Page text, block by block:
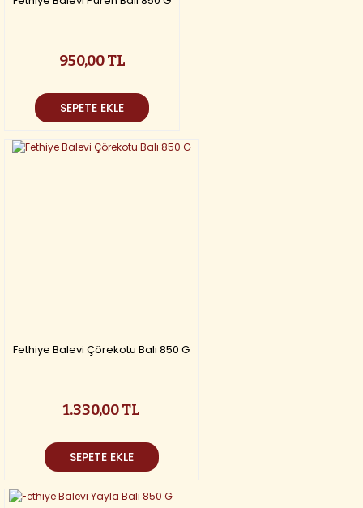
950,00 TL
SEPETE EKLE
Fethiye Balevi Çörekotu Balı 850 G
1.330,00 TL
SEPETE EKLE